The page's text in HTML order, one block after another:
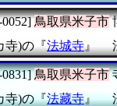
鳥取県米子市
寺)の『法城寺 』
鳥取県米子市
寺)の『法藏寺』